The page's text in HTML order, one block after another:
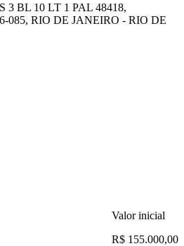
3 BL 10 LT 1 PAL 48418,
085, RIO DE JANEIRO - RIO DE
Valor inicial
R$ 155.000,00